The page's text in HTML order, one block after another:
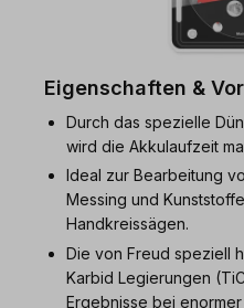
Eigenschaften &
Durch das spezielle
wird die Akkulaufzeit
Ideal zur Bearbeitung
Messing und
Handkreissägen.
Die von Freud speziell
Karbid Legierungen
Ergebnisse bei